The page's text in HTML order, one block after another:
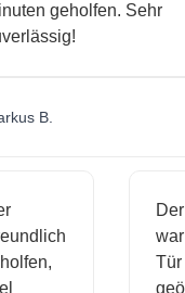
geholfen. Sehr
B.